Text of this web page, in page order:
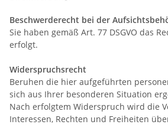
Beschwerderecht bei der
Sie haben gemäß Art. 77 DSGVO das
erfolgt.
Widerspruchsrecht
Beruhen die hier aufgeführten
sich aus Ihrer besonderen Situation
Nach erfolgtem Widerspruch wird die
Interessen, Rechten und Freiheiten